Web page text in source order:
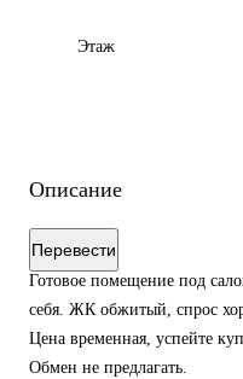
Этаж
Описание
Перевести
Готовое помещение под
себя. ЖК обжитый, спрос
Цена временная, успейте
Обмен не предлагать.